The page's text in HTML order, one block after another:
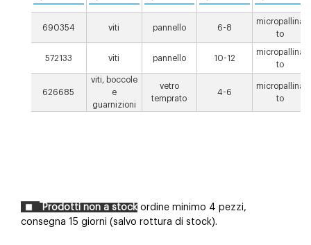
690354 viti pannello 6-8
micropallina
to
572133 viti pannello 10-12
micropallina
to
626685
viti, boccole
e
guarnizioni
vetro
temprato
4-6
micropallina
to
Prodotti non a stock ordine minimo 4 pezzi,
consegna 15 giorni (salvo rottura di stock).